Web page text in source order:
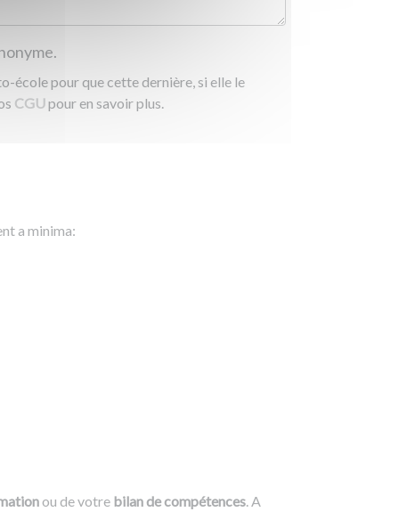
école pour que cette dernière, si elle le
CGUpour en savoir plus.
a minima:
ou de votre bilan de compétences. A